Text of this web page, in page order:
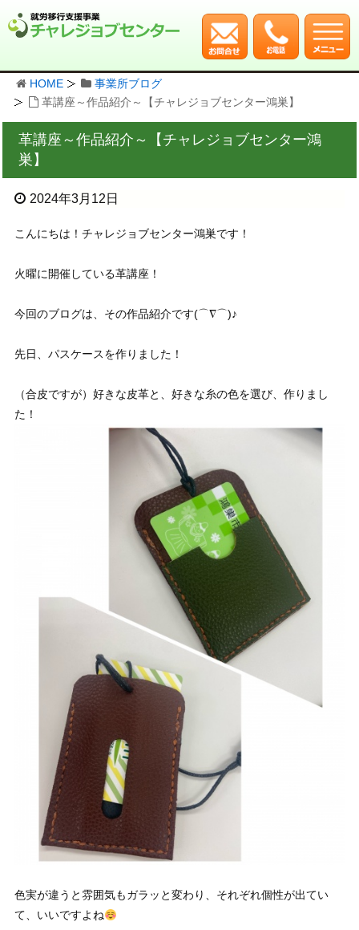
HOME
事業所ブログ
革講座～作品紹介～【チャレジョブセンター鴻巣】
革講座～作品紹介～【チャレジョブセンター鴻
巣】
2024年3月12日
こんにちは！チャレジョブセンター鴻巣です！
火曜に開催している革講座！
今回のブログは、その作品紹介です(⌒∇⌒)♪
先日、パスケースを作りました！
（合皮ですが）好きな皮革と、好きな糸の色を選び、作りまし
た！
色実が違うと雰囲気もガラッと変わり、それぞれ個性が出てい
て、いいですよね